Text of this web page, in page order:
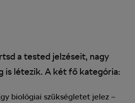
a tested jelzéseit, nagy
is létezik. A két fő kategória:
biológiai szükségletet jelez –